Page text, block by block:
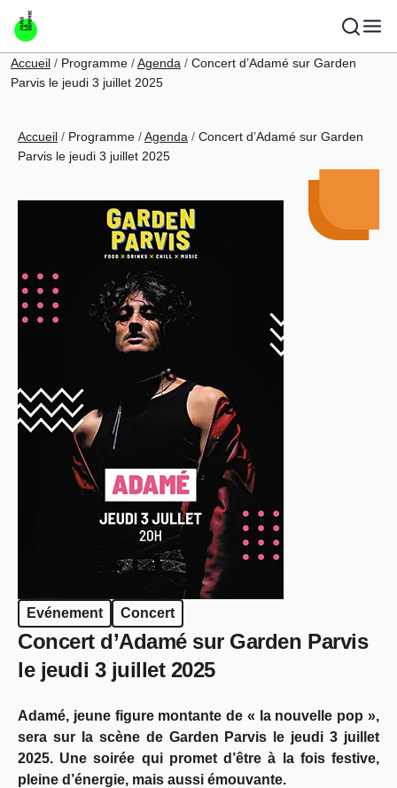
Aller au contenu principal
Fil d'Ariane
Accueil Programme Agenda
Concert d’Adamé sur Garden
Parvis le jeudi 3 juillet 2025
Fil d'Ariane
Accueil Programme Agenda
Concert d’Adamé sur Garden
Parvis le jeudi 3 juillet 2025
Evénement Concert
Concert d’Adamé sur Garden Parvis
le jeudi 3 juillet 2025
Adamé, jeune figure montante de « la nouvelle pop »,
sera sur la scène de Garden Parvis le jeudi 3 juillet
2025. Une soirée qui promet d’être à la fois festive,
pleine d’énergie, mais aussi émouvante.